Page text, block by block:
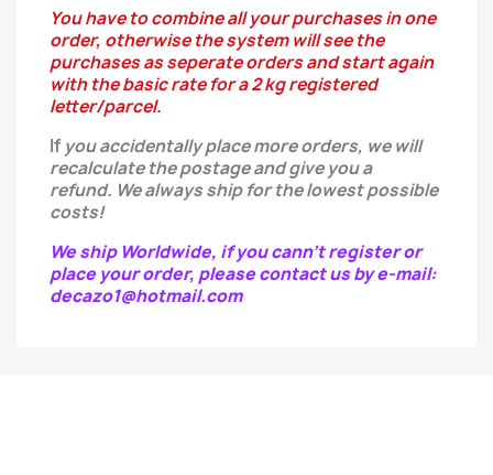
You have to combine all your purchases in one
order, otherwise the system will see the
purchases as seperate orders and start again
with the basic rate for a 2 kg registered
letter/parcel.
If youaccidentallyplace more orders, we will
recalculate the postage and give you a
refund. We always ship for the lowest possible
costs!
We ship Worldwide, if you cann't register or
place your order, please contact us by e-mail:
decazo1@hotmail.com